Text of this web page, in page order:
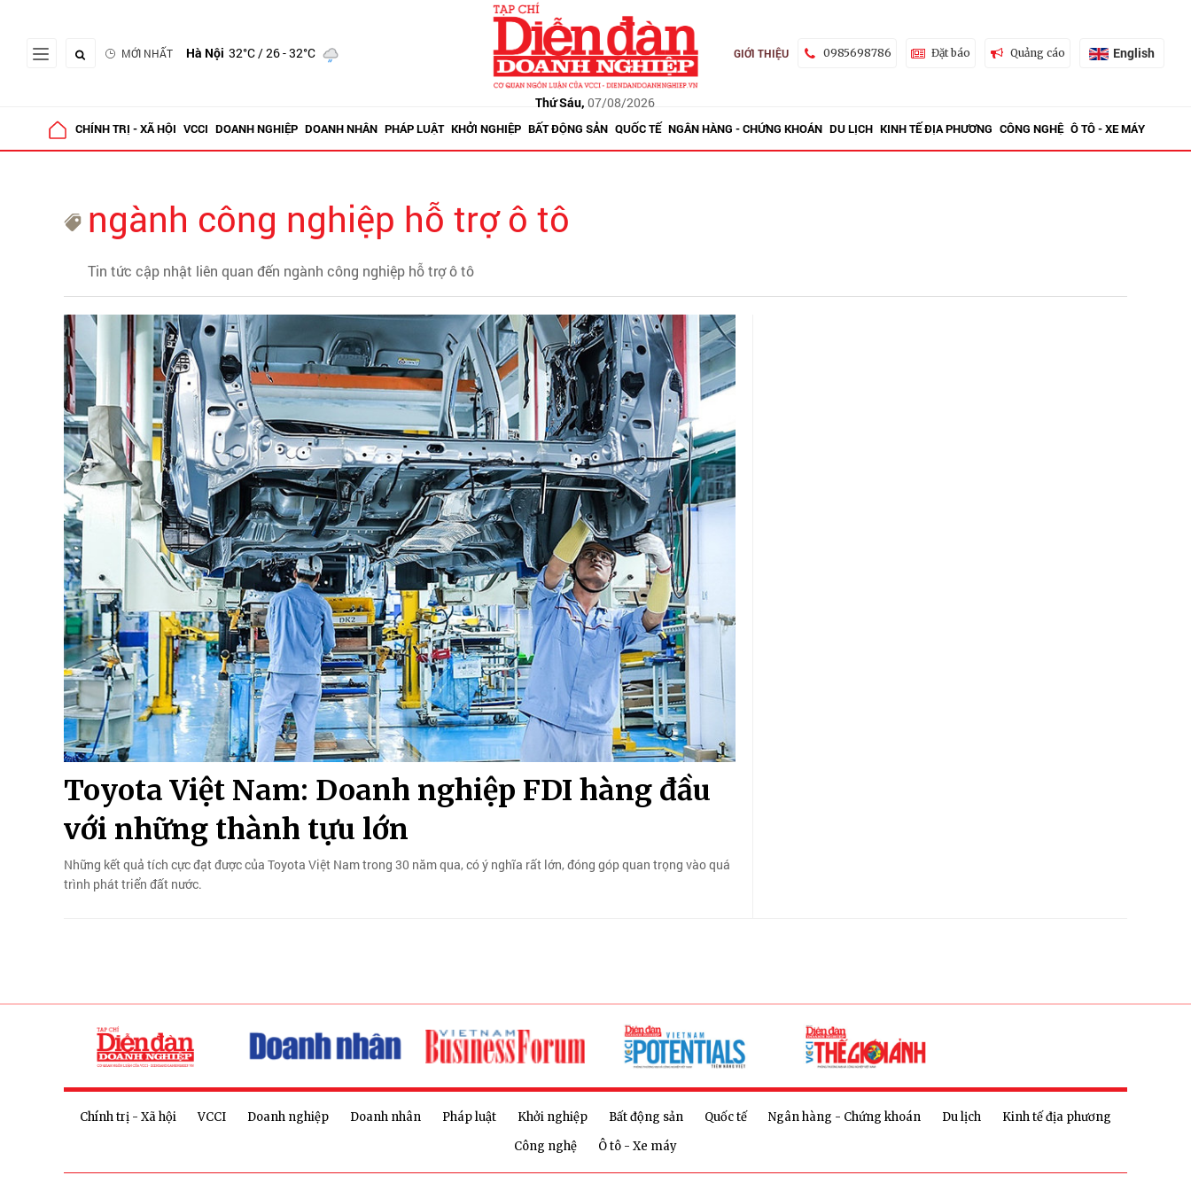
MỚI NHẤT Hà Nội 32°C/ 26 - 32°C
Thứ Sáu, 07/08/2026
GIỚI THIỆU 0985698786 Đặt báo Quảng cáo English
CHÍNH TRỊ - XÃ HỘI VCCI DOANH NGHIỆP DOANH NHÂN PHÁP LUẬT KHỞI NGHIỆP BẤT ĐỘNG SẢN QUỐC TẾ NGÂN HÀNG - CHỨNG KHOÁN DU LỊCH KINH TẾ ĐỊA PHƯƠNG CÔNG NGHỆ Ô TÔ - XE MÁY
ngành công nghiệp hỗ trợ ô tô
Tin tức cập nhật liên quan đến ngành công nghiệp hỗ trợ ô tô
Toyota Việt Nam: Doanh nghiệp FDI hàng đầu
với những thành tựu lớn
Những kết quả tích cực đạt được của Toyota Việt Nam trong 30 năm qua, có ý nghĩa rất lớn, đóng góp quan trọng vào quá
trình phát triển đất nước.
Chính trị - Xã hội VCCI Doanh nghiệp Doanh nhân Pháp luật Khởi nghiệp Bất động sản Quốc tế Ngân hàng - Chứng khoán Du lịch
Kinh tế địa phương
Công nghệ
Ô tô - Xe máy